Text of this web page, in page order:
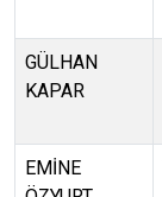
GÜLHAN
KAPAR
EMİNE